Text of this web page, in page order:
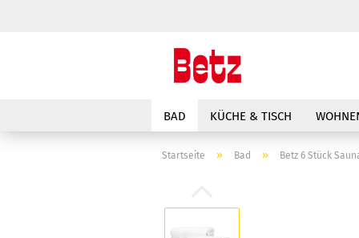
BAD KÜCHE & TISCH
Startseite » Bad » Betz 6 Stück